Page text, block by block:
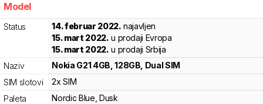
Model
Status 14. februar 2022. najavljen
15. mart 2022. u prodaji Evropa
15. mart 2022. u prodaji Srbija
Naziv
Nokia G21 4GB, 128GB, Dual SIM
SIM slotovi
2x SIM
Paleta
Nordic Blue, Dusk